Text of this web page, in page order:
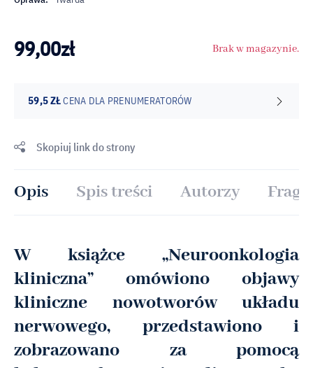
99,00zł Brak w magazynie.
59,5 ZŁCENA DLA PRENUMERATORÓW
Skopiuj link do strony
Opis Spis treści Autorzy
W książce „Neuroonkologia
kliniczna” omówiono objawy
kliniczne nowotworów układu
nerwowego, przedstawiono i
zobrazowano za pomocą